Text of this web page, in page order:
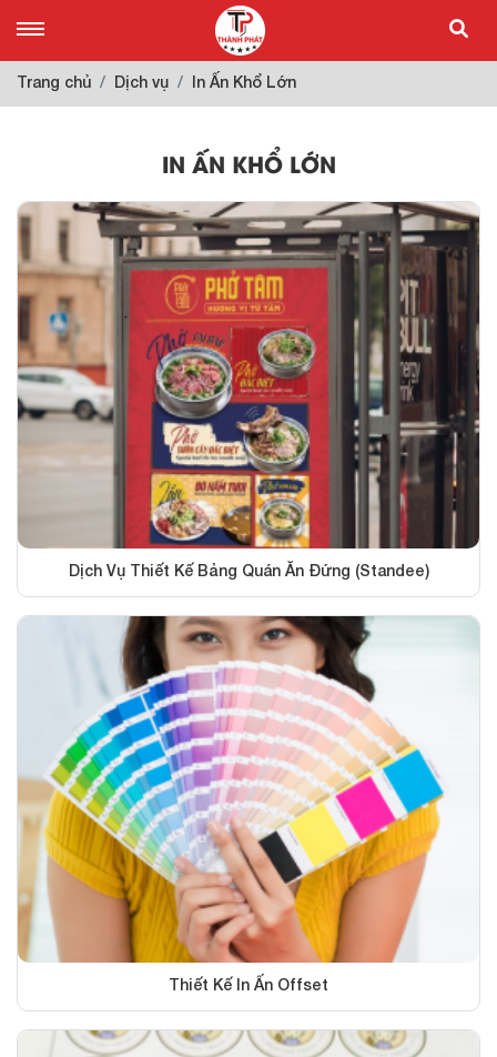
Trang chủ Dịch vụ In Ấn Khổ Lớn
IN ẤN KHỔ LỚN
Dịch Vụ Thiết Kế Bảng Quán Ăn Đứng (standee)
Thiết Kế In Ấn Offset